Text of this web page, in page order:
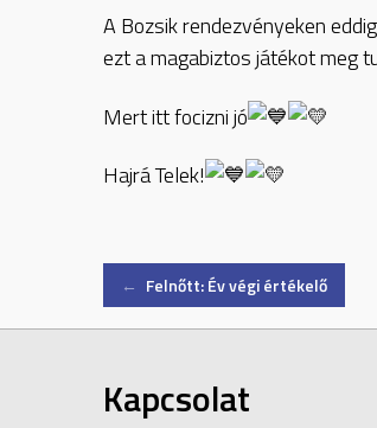
A Bozsik rendezvényeken
ezt a magabiztos játékot meg
Mert itt focizni jó
Hajrá Telek!
Post
← Felnőtt: Év végi értékelő
Kapcsolat